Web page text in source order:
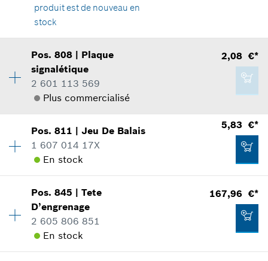
33,94 €*
*Tous les prix sont TTC hors frais de port
Ajouter au panier
produit est de nouveau en
stock
Groupe de prix:13
Informations pièces détachées
Adaptable sur outils
2,08 €*
*Tous les prix sont TTC hors frais de port
Pos.808 | Plaque
signalétique
2 601 113 569
Plus commercialisé
2,08 €*
Groupe de prix :13
Informations pièces détachées
2,08 €*
Pos.811 |Jeu De Balais
1 607 014 17X
En stock
5,83 €*
Disponibilité 1
Groupe de prix
Informations pièces détachées
Adaptable sur outils
Positionner dans la vue éclatée
Pos.845 |Tete
D’engrenage
2 605 806 851
En stock
167,96 €*